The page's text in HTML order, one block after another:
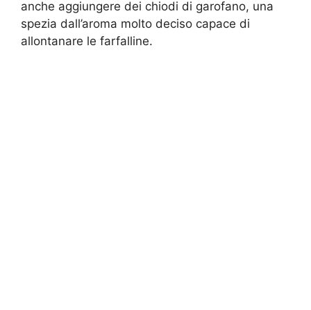
anche aggiungere dei chiodi di garofano, una
spezia dall’aroma molto deciso capace di
allontanare le farfalline.